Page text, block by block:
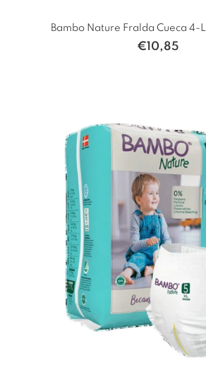
Bambo Nature Fralda Cueca 4-
€10,85